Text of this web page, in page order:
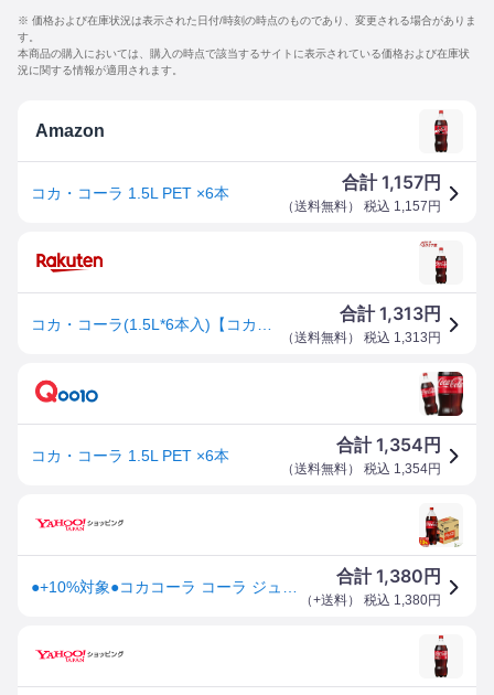
※ 価格および在庫状況は表示された日付/時刻の時点のものであり、変更される場合がありま
す。
本商品の購入においては、購入の時点で該当するサイトに表示されている価格および在庫状
況に関する情報が適用されます。
Amazon
コカ・コーラ 1.5L PET ×6本
合計1,157円
（送料無料） 税込 1,157 円
合計1,313円
（送料無料） 税込 1,313 円
コカ・コーラ 1.5L PET ×6本
合計1,354 円
（送料無料） 税込 1,354円
合計1,380 円
（+送料） 税込 1,380円